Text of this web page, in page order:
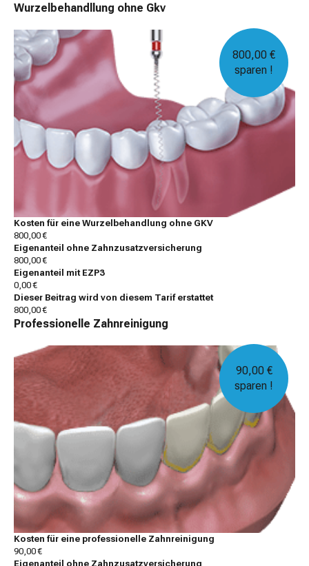
Wurzelbehandllung ohne Gkv
800,00 €
sparen !
Kosten für eine Wurzelbehandlung ohne GKV
800,00 €
Eigenanteil ohne Zahnzusatzversicherung
800,00 €
Eigenanteil mit EZP3
0,00 €
Dieser Beitrag wird von diesem Tarif erstattet
800,00 €
Professionelle Zahnreinigung
90,00 €
sparen !
Kosten für eine professionelle Zahnreinigung
90,00 €
Eigenanteil ohne Zahnzusatzversicherung